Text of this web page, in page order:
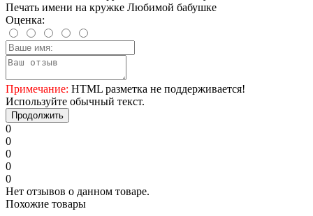
Печать имени на кружке Любимой бабушке
Оценка:
Примечание: HTML разметка не поддерживается!
Используйте обычный текст.
Продолжить
0
0
0
0
0
Нет отзывов о данном товаре.
Похожие товары